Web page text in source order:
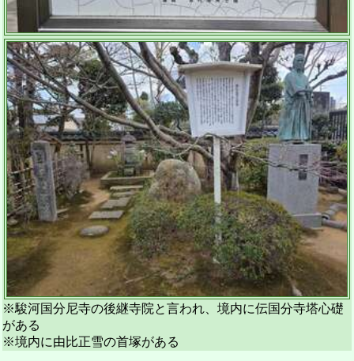
※駿河国分尼寺の後継寺院と言われ、境内に伝国分寺塔心礎
がある
※境内に由比正雪の首塚がある